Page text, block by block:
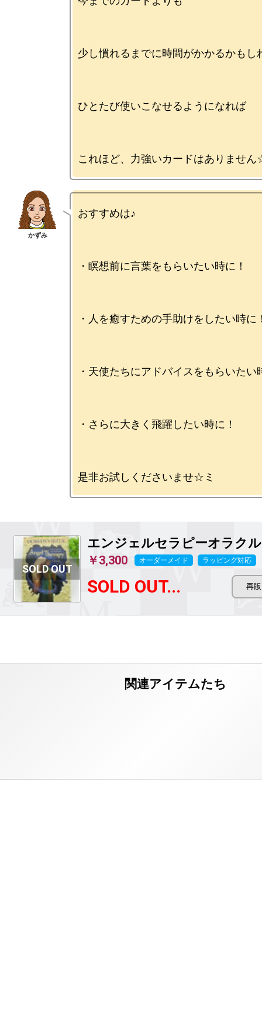
少し慣れるまでに時間がかかるかもし
ひとたび使いこなせるようになれば
おすすめは♪
・瞑想前に言葉をもらいたい時に！
・人を癒すための手助けをしたい時に
・天使たちにアドバイスをもらいたい
・さらに大きく飛躍したい時に！
エンジェルセラピーオラク
￥3,300 オーダーメイド ラッピング対応
SOLD OUT...